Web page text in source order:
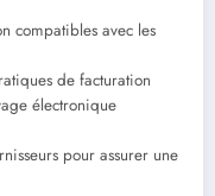
compatibles avec les
de facturation
électronique
pour assurer une